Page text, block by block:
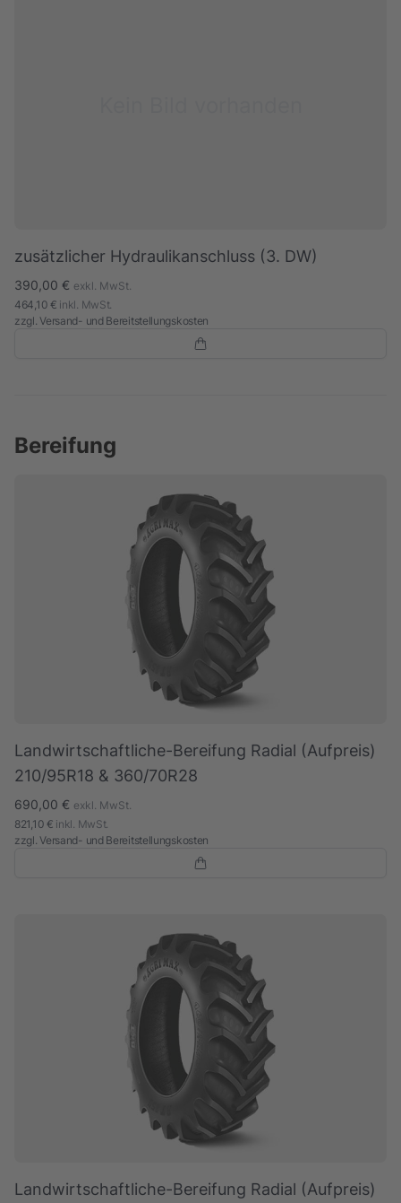
zusätzlicher Hydraulikanschluss (3. DW)
390,00 € exkl. MwSt.
464,10 € inkl. MwSt.
zzgl.Versand- und Bereitstellungskosten
Bereifung
Landwirtschaftliche-Bereifung Radial (Aufpreis)
210/95R18 & 360/70R28
690,00 € exkl. MwSt.
821,10 € inkl. MwSt.
zzgl.Versand- und Bereitstellungskosten
Landwirtschaftliche-Bereifung Radial (Aufpreis)